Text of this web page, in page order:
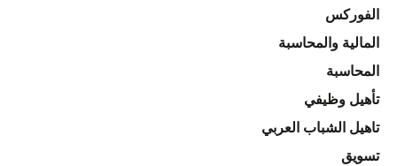
الفوركس
المالية والمحاسبة
المحاسبة
تأهيل وظيفي
تاهيل الشباب العربي
تسويق